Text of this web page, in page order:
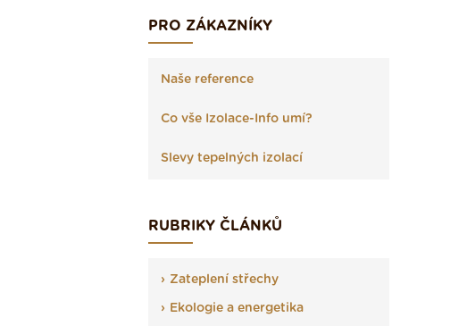
PRO ZÁKAZNÍKY
Naše reference
Co vše Izolace-Info umí?
Slevy tepelných izolací
RUBRIKY ČLÁNKŮ
Zateplení střechy
Ekologie a energetika